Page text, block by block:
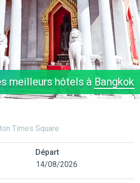
meilleurs hôtels à Bangkok
Départ